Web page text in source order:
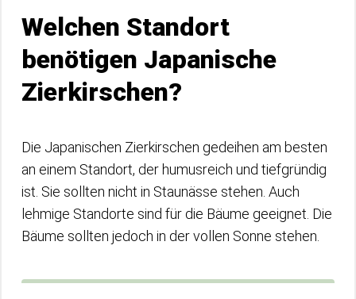
Welchen Standort
benötigen Japanische
Zierkirschen?
Die Japanischen Zierkirschen gedeihen am besten
an einem Standort, der humusreich und tiefgründig
ist. Sie sollten nicht in Staunässe stehen. Auch
lehmige Standorte sind für die Bäume geeignet. Die
Bäume sollten jedoch in der vollen Sonne stehen.